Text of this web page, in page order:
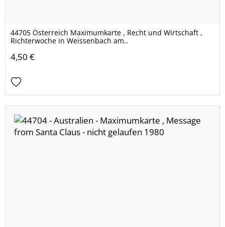
44705 Österreich Maximumkarte , Recht und Wirtschaft ,
Richterwoche in Weissenbach am..
4,50 €